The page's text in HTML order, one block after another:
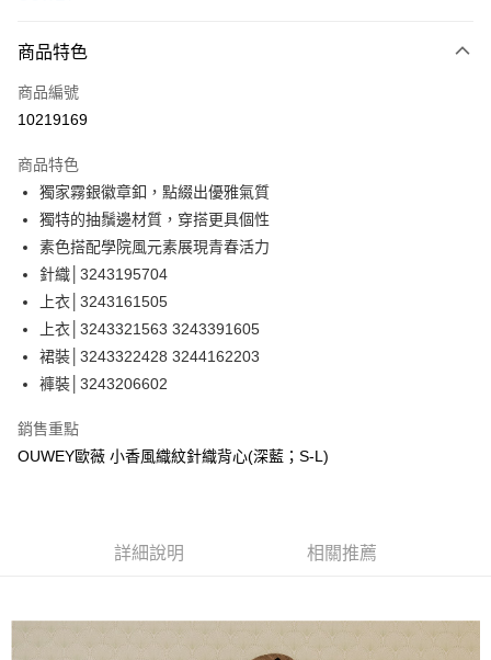
3 期 0 利率 每期
合作金庫商業銀行
上海商業儲蓄銀行
臺灣中小企業銀行
匯豐（台灣）商業銀行
華泰商業銀行
聯邦商業銀行
遠東國際商業銀行
元大商業銀行
永豐商業銀行
玉山商業銀行
台新國際商業銀行
台灣樂天信用卡公司
超商取貨付款
LINE Pay
Apple Pay
街口支付
悠遊付
全盈+PAY
大哥付你分期
相關說明
【大哥付你分期使用說明】
2.付款方式選擇「大哥付你分期」，訂單成立後會自動跳轉到大哥付的交易
成交易。
法說明評估內容。
【繳款方式說明】
2.透過簡訊連結打開帳單後，可選擇「超商條碼／台灣大直營門市／銀行轉
帳／街口支付／iPASS MONEY」等通路繳費。
相關說明
【關於「AFTEE先享後付」】
３．安心：先確認商品／服務後，再付款。
結帳頁面，進行簡訊認證並確認金額後，即可完成結帳。
２．訂單成立數日內，您將收到繳費通知簡訊。
每筆NT$120，滿NT$2,500(含以上)免運費
每筆NT$120，滿NT$2,500(含以上)免運費
商品特色
商品編號
10219169
商品特色
獨家霧銀徽章釦，點綴出優雅氣質
獨特的抽鬚邊材質，穿搭更具個性
素色搭配學院風元素展現青春活力
針織│3243195704
上衣│3243161505
上衣│3243321563 3243391605
裙裝│3243322428 3244162203
褲裝│3243206602
銷售重點
OUWEY歐薇 小香風織紋針織背心(深藍；S-L)
詳細說明 相關推薦